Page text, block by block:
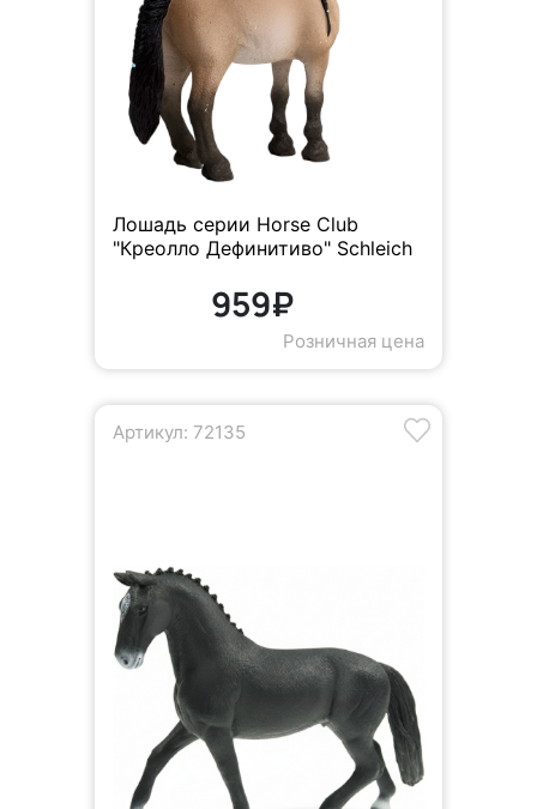
Лошадь серии Horse Club
"Креолло Дефинитиво" Schleich
959₽
Розничная цена
Артикул: 72135